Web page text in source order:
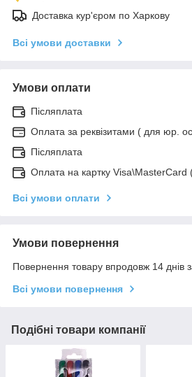
Доставка кур'єром по Харкову
Всі умови доставки
Умови оплати
Післяплата
Оплата за реквізитами ( для юр.
Післяплата
Оплата на картку Visa\MasterCard
Всі умови оплати
Умови повернення
Повернення товару впродовж 14 днів
Всі умови повернення
Подібні товари компанії